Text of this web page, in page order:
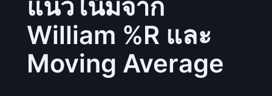
แนวโน้มจาก
William %R และ
Moving Average